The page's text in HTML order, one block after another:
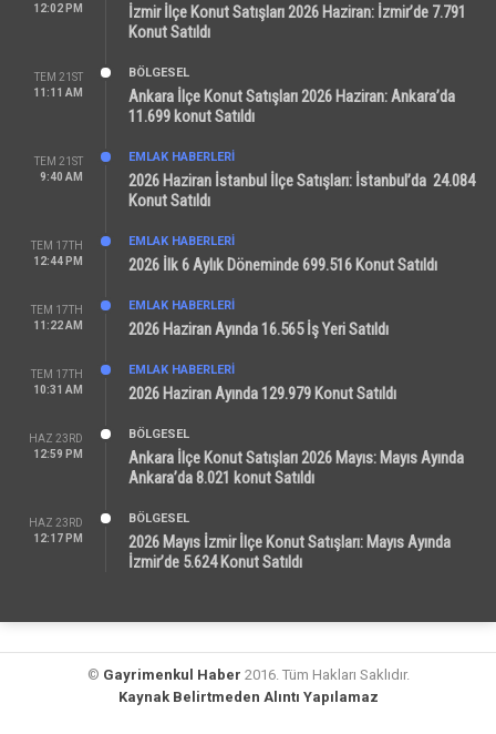
12:02 PM
İzmir İlçe Konut Satışları 2026 Haziran: İzmir’de 7.791
Konut Satıldı
TEM 21ST
11:11 AM
BÖLGESEL
Ankara İlçe Konut Satışları 2026 Haziran: Ankara’da
11.699 konut Satıldı
TEM 21ST
9:40 AM
EMLAK HABERLERI
2026 Haziran İstanbul İlçe Satışları: İstanbul’da 24.084
Konut Satıldı
TEM 17TH
12:44 PM
EMLAK HABERLERI
2026 İlk 6 Aylık Döneminde 699.516 Konut Satıldı
TEM 17TH
11:22 AM
EMLAK HABERLERI
2026 Haziran Ayında 16.565 İş Yeri Satıldı
TEM 17TH
10:31 AM
EMLAK HABERLERI
2026 Haziran Ayında 129.979 Konut Satıldı
HAZ 23RD
12:59 PM
BÖLGESEL
Ankara İlçe Konut Satışları 2026 Mayıs: Mayıs Ayında
Ankara’da 8.021 konut Satıldı
HAZ 23RD
12:17 PM
BÖLGESEL
2026 Mayıs İzmir İlçe Konut Satışları: Mayıs Ayında
İzmir’de 5.624 Konut Satıldı
© Gayrimenkul Haber 2016. Tüm Hakları Saklıdır.
Kaynak Belirtmeden Alıntı Yapılamaz